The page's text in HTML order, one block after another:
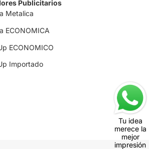
Publicitarios
Metalica
ECONOMICA
ECONOMICO
Importado
Tu idea
merece la
mejor
impresión